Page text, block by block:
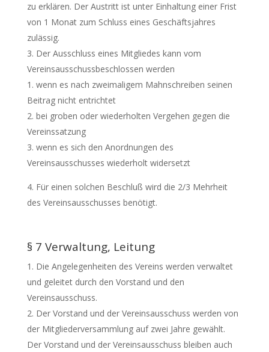
zu erklären. Der Austritt ist unter Einhaltung einer Frist
von 1 Monat zum Schluss eines Geschäftsjahres
zulässig.
Der Ausschluss eines Mitgliedes kann vom
Vereinsausschussbeschlossen werden
wenn es nach zweimaligem Mahnschreiben seinen
Beitrag nicht entrichtet
bei groben oder wiederholten Vergehen gegen die
Vereinssatzung
wenn es sich den Anordnungen des
Vereinsausschusses wiederholt widersetzt
Für einen solchen Beschluß wird die 2/3 Mehrheit
des Vereinsausschusses benötigt.
§ 7 Verwaltung, Leitung
Die Angelegenheiten des Vereins werden verwaltet
und geleitet durch den Vorstand und den
Vereinsausschuss.
Der Vorstand und der Vereinsausschuss werden von
der Mitgliederversammlung auf zwei Jahre gewählt.
Der Vorstand und der Vereinsausschuss bleiben auch